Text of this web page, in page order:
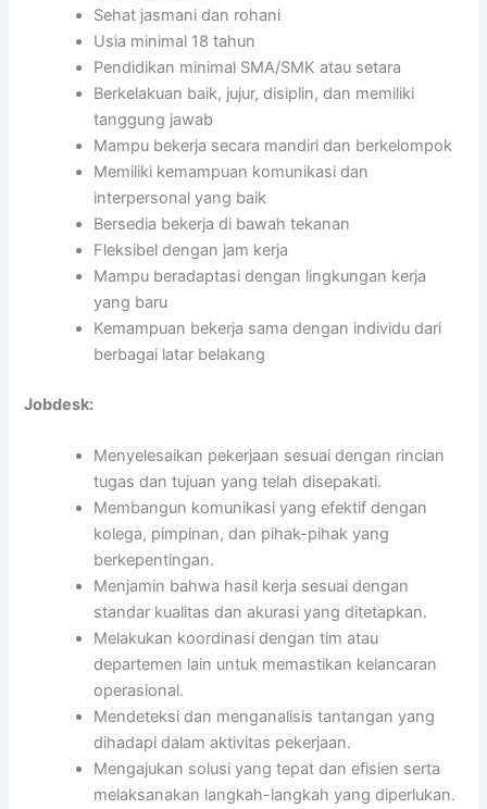
Sehat jasmani dan rohani
Usia minimal 18 tahun
Pendidikan minimal SMA/SMK atau setara
Berkelakuan baik, jujur, disiplin, dan memiliki
tanggung jawab
Mampu bekerja secara mandiri dan berkelompok
Memiliki kemampuan komunikasi dan
interpersonal yang baik
Bersedia bekerja di bawah tekanan
Fleksibel dengan jam kerja
Mampu beradaptasi dengan lingkungan kerja
yang baru
Kemampuan bekerja sama dengan individu dari
berbagai latar belakang
Jobdesk:
Menyelesaikan pekerjaan sesuai dengan rincian
tugas dan tujuan yang telah disepakati.
Membangun komunikasi yang efektif dengan
kolega, pimpinan, dan pihak-pihak yang
berkepentingan.
Menjamin bahwa hasil kerja sesuai dengan
standar kualitas dan akurasi yang ditetapkan.
Melakukan koordinasi dengan tim atau
departemen lain untuk memastikan kelancaran
operasional.
Mendeteksi dan menganalisis tantangan yang
dihadapi dalam aktivitas pekerjaan.
Mengajukan solusi yang tepat dan efisien serta
melaksanakan langkah-langkah yang diperlukan.